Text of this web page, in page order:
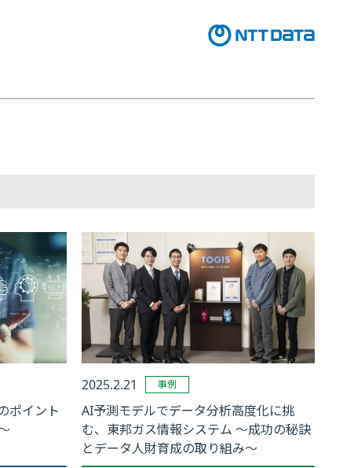
ポイント
2025.2.21 事例
AI予測モデルでデータ分析高度化に挑
む、東邦ガス情報システム ～成功の秘訣
とデータ人財育成の取り組み～